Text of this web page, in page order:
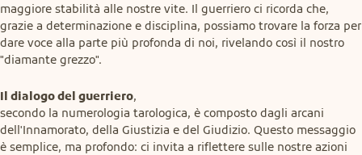
maggiore stabilità alle nostre vite. Il guerriero ci ricorda che,
grazie a determinazione e disciplina, possiamo trovare la forza per
dare voce alla parte più profonda di noi, rivelando così il nostro
"diamante grezzo".
Il dialogo del guerriero,
secondo la numerologia tarologica, è composto dagli arcani
dell'Innamorato, della Giustizia e del Giudizio. Questo messaggio
è semplice, ma profondo: ci invita a riflettere sulle nostre azioni